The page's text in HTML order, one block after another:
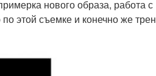
нового образа, работа с
этой съемке и конечно же